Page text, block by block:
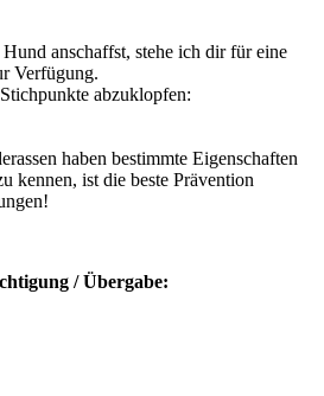
anschaffst, stehe ich dir für eine
Verfügung.
abzuklopfen:
haben bestimmte Eigenschaften
kennen, ist die beste Prävention
/ Übergabe: